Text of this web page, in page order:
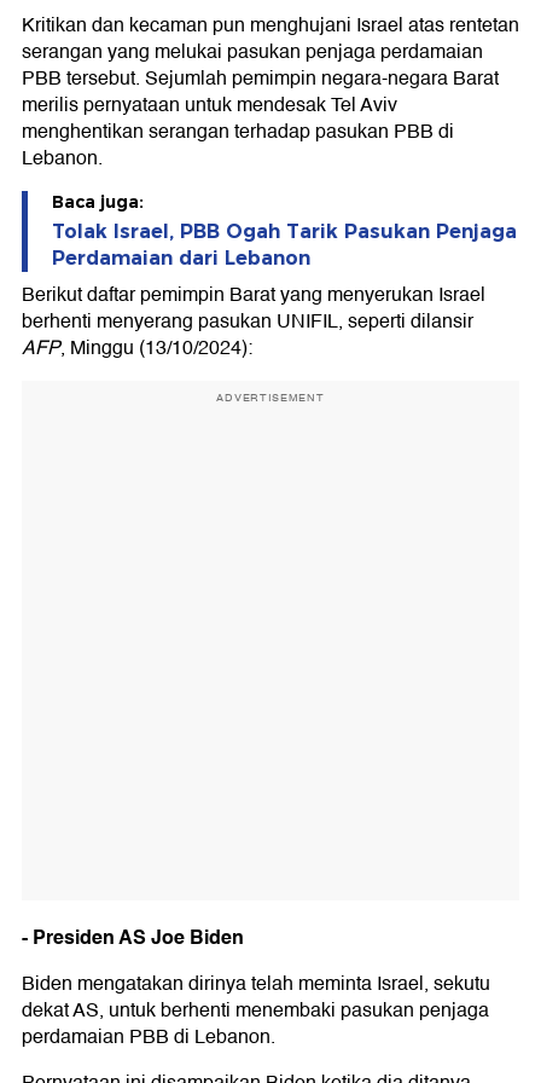
Kritikan dan kecaman pun menghujani Israel atas rentetan
serangan yang melukai pasukan penjaga perdamaian
PBB tersebut. Sejumlah pemimpin negara-negara Barat
merilis pernyataan untuk mendesak Tel Aviv
menghentikan serangan terhadap pasukan PBB di
Lebanon.
Baca juga:
Tolak Israel, PBB Ogah Tarik Pasukan Penjaga
Perdamaian dari Lebanon
Berikut daftar pemimpin Barat yang menyerukan Israel
berhenti menyerang pasukan UNIFIL, seperti dilansir
AFP, Minggu (13/10/2024):
ADVERTISEMENT
- Presiden AS Joe Biden
Biden mengatakan dirinya telah meminta Israel, sekutu
dekat AS, untuk berhenti menembaki pasukan penjaga
perdamaian PBB di Lebanon.